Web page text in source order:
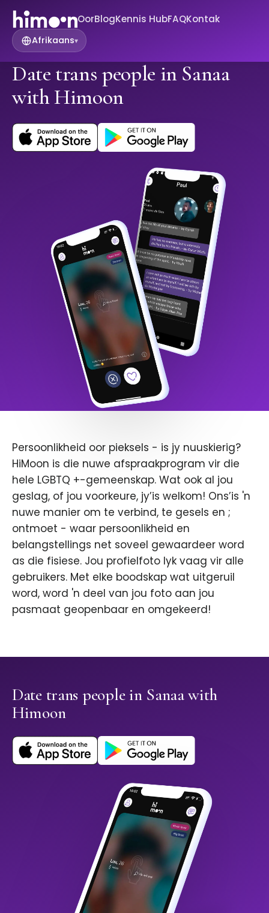
OorBlogKennis HubFAQKontak
Afrikaans▾
Date trans people in Sanaa
with Himoon
Persoonlikheid oor pieksels - is jy nuuskierig?
HiMoon is die nuwe afspraakprogram vir die
hele LGBTQ +-gemeenskap. Wat ook al jou
geslag, of jou voorkeure, jy’is welkom! Ons’is 'n
nuwe manier om te verbind, te gesels en ;
ontmoet - waar persoonlikheid en
belangstellings net soveel gewaardeer word
as die fisiese. Jou profielfoto lyk vaag vir alle
gebruikers. Met elke boodskap wat uitgeruil
word, word 'n deel van jou foto aan jou
pasmaat geopenbaar en omgekeerd!
Date trans people in Sanaa with
Himoon